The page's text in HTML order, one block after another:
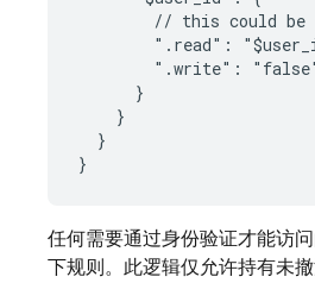
// this could be
".read":
".write":
      }
    }
  }
任何需要通过身份验证才能访
下规则。此逻辑仅允许持有未